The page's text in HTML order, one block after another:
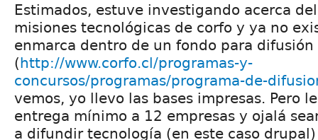
Estimados, estuve investigando acerca
misiones tecnológicas de corfo y ya no
enmarca dentro de un fondo para
(http://www.corfo.cl/programas-y-
concursos/programas/programa-de-
vemos, yo llevo las bases impresas. Pero
entrega mínimo a 12 empresas y ojalá
a difundir tecnología (en este caso